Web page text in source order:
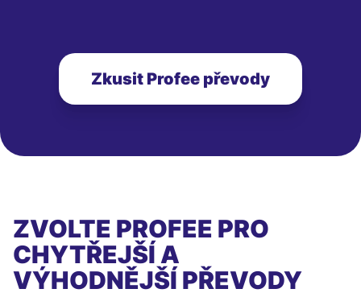
Zkusit Profee převody
ZVOLTE PROFEE PRO
CHYTŘEJŠÍ A
VÝHODNĚJŠÍ PŘEVODY